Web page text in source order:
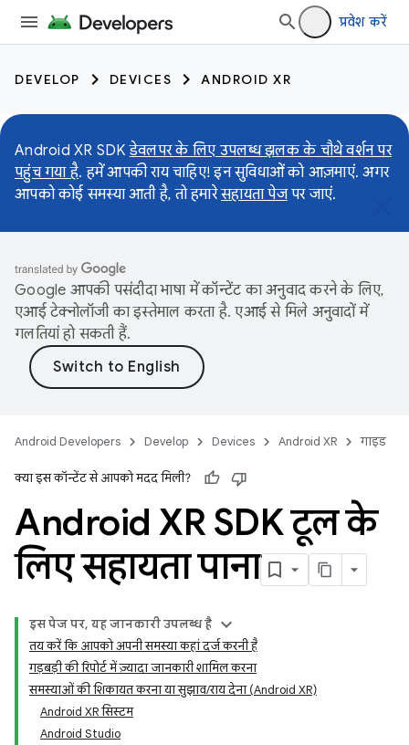
प्रवेश करें
DEVELOP DEVICES ANDROID XR
Android XR SDKडेवलपर के लिए उपलब्ध झलक के चौथे वर्शन पर
पहुंच गया है. हमें आपकी राय चाहिए! इन सुविधाओं को आज़माएं. अगर
आपको कोई समस्या आती है, तो हमारेसहायता पेजपर जाएं.
Google आपकी पसंदीदा भाषा में कॉन्टेंट का अनुवाद करने के लिए,
एआई टेक्नोलॉजी का इस्तेमाल करता है. एआई से मिले अनुवादों में
गलतियां हो सकती हैं.
Android Developers Develop Devices Android XR गाइड
क्या इस कॉन्टेंट से आपको मदद मिली?
Android XR SDK टूल के
लिए सहायता पाना
इस पेज पर, यह जानकारी उपलब्ध है
तय करें कि आपको अपनी समस्या कहां दर्ज करनी है
गड़बड़ी की रिपोर्ट में ज़्यादा जानकारी शामिल करना
समस्याओं की शिकायत करना या सुझाव/राय देना (Android XR)
Android XR सिस्टम
Android Studio